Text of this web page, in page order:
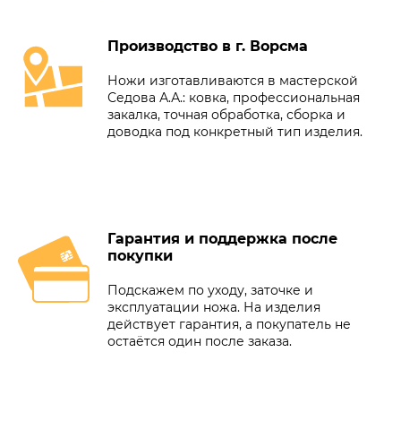
Производство в г. Ворсма
Ножи изготавливаются в мастерской
Седова А.А.: ковка, профессиональная
закалка, точная обработка, сборка и
доводка под конкретный тип изделия.
Гарантия и поддержка после
покупки
Подскажем по уходу, заточке и
эксплуатации ножа. На изделия
действует гарантия, а покупатель не
остаётся один после заказа.